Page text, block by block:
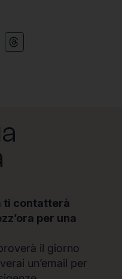
ti contatterà
per una
il giorno
un’email per